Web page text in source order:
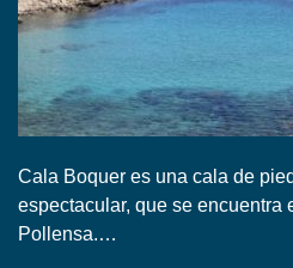
Cala Boquer es una cala de
espectacular, que se encuentra
Pollensa.…